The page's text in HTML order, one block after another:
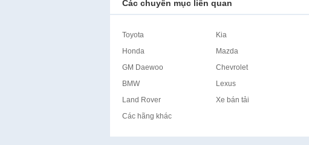
Các chuyên mục liên quan
Toyota Kia
Honda
Mazda
GM Daewoo
Chevrolet
BMW
Lexus
Land Rover
Xe bán tải
Các hãng khác